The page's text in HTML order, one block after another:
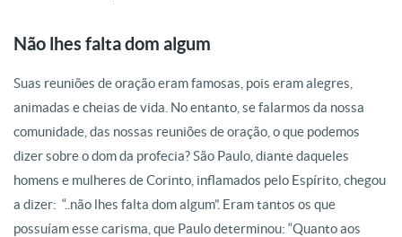
Não lhes falta dom algum
Suas reuniões de oração eram famosas, pois eram alegres,
animadas e cheias de vida. No entanto, se falarmos da nossa
comunidade, das nossas reuniões de oração, o que podemos
dizer sobre o dom da profecia? São Paulo, diante daqueles
homens e mulheres de Corinto, inflamados pelo Espírito, chegou
a dizer: “..não lhes falta dom algum”. Eram tantos os que
possuíam esse carisma, que Paulo determinou: “Quanto aos